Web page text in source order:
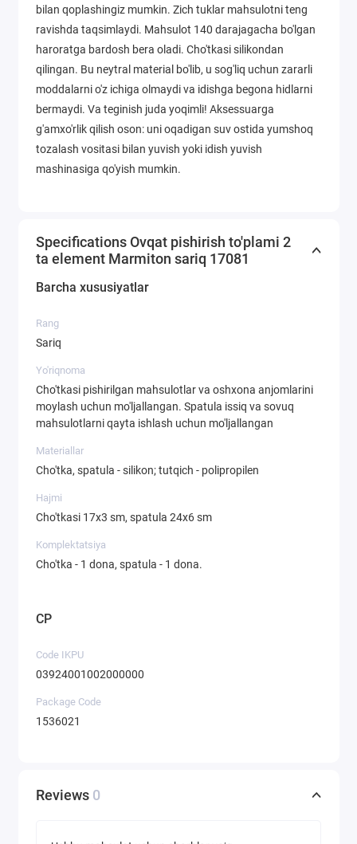
bilan qoplashingiz mumkin. Zich tuklar mahsulotni teng
ravishda taqsimlaydi. Mahsulot 140 darajagacha bo'lgan
haroratga bardosh bera oladi. Cho'tkasi silikondan
qilingan. Bu neytral material bo'lib, u sog'liq uchun zararli
moddalarni o'z ichiga olmaydi va idishga begona hidlarni
bermaydi. Va teginish juda yoqimli! Aksessuarga
g'amxo'rlik qilish oson: uni oqadigan suv ostida yumshoq
tozalash vositasi bilan yuvish yoki idish yuvish
mashinasiga qo'yish mumkin.
Specifications Ovqat pishirish to'plami 2
ta element Marmiton sariq 17081
Barcha xususiyatlar
Rang
Sariq
Yo'riqnoma
Cho'tkasi pishirilgan mahsulotlar va oshxona anjomlarini
moylash uchun mo'ljallangan. Spatula issiq va sovuq
mahsulotlarni qayta ishlash uchun mo'ljallangan
Materiallar
Cho'tka, spatula - silikon; tutqich - polipropilen
Hajmi
Cho'tkasi 17x3 sm, spatula 24x6 sm
Komplektatsiya
Cho'tka - 1 dona, spatula - 1 dona.
CP
Code IKPU
03924001002000000
Package Code
1536021
Reviews 0